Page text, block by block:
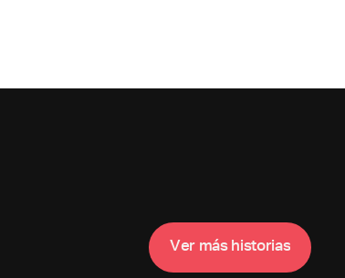
Ver más historias